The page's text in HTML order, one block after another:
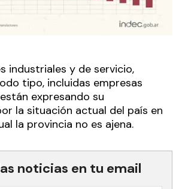
industriales y de servicio,
tipo, incluidas empresas
expresando su
la situación actual del país en
la provincia no es ajena.
noticias en tu email